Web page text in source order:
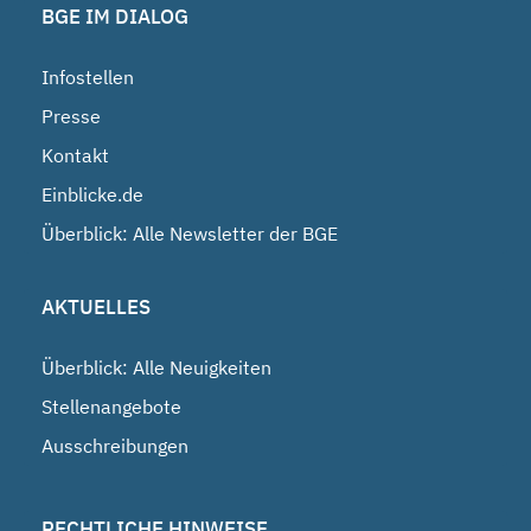
BGE IM DIALOG
Infostellen
Presse
Kontakt
Einblicke.de
Überblick: Alle Newsletter der BGE
AKTUELLES
Überblick: Alle Neuigkeiten
Stellenangebote
Ausschreibungen